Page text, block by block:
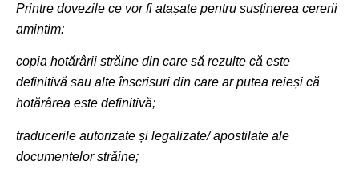
Printre dovezile ce vor fi atașate pentru susținerea cererii
amintim:
copia hotărârii străine din care să rezulte că este
definitivă sau alte înscrisuri din care ar putea reieși că
hotărârea este definitivă;
traducerile autorizate și legalizate/ apostilate ale
documentelor străine;